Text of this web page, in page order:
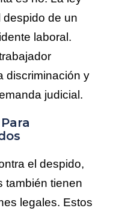
de un
laboral.
discriminación y
judicial.
el despido,
también tienen
legales. Estos